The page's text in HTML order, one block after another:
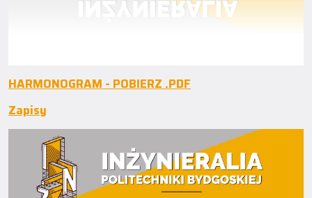
HARMONOGRAM - POBIERZ .PDF
Zapisy